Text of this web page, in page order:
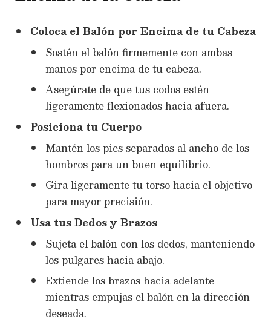
Coloca el Balón por Encima de tu Cabeza
Sostén el balón firmemente con ambas
manos por encima de tu cabeza.
Asegúrate de que tus codos estén
ligeramente flexionados hacia afuera.
Posiciona tu Cuerpo
Mantén los pies separados al ancho de los
hombros para un buen equilibrio.
Gira ligeramente tu torso hacia el objetivo
para mayor precisión.
Usa tus Dedos y Brazos
Sujeta el balón con los dedos, manteniendo
los pulgares hacia abajo.
Extiende los brazos hacia adelante
mientras empujas el balón en la dirección
deseada.